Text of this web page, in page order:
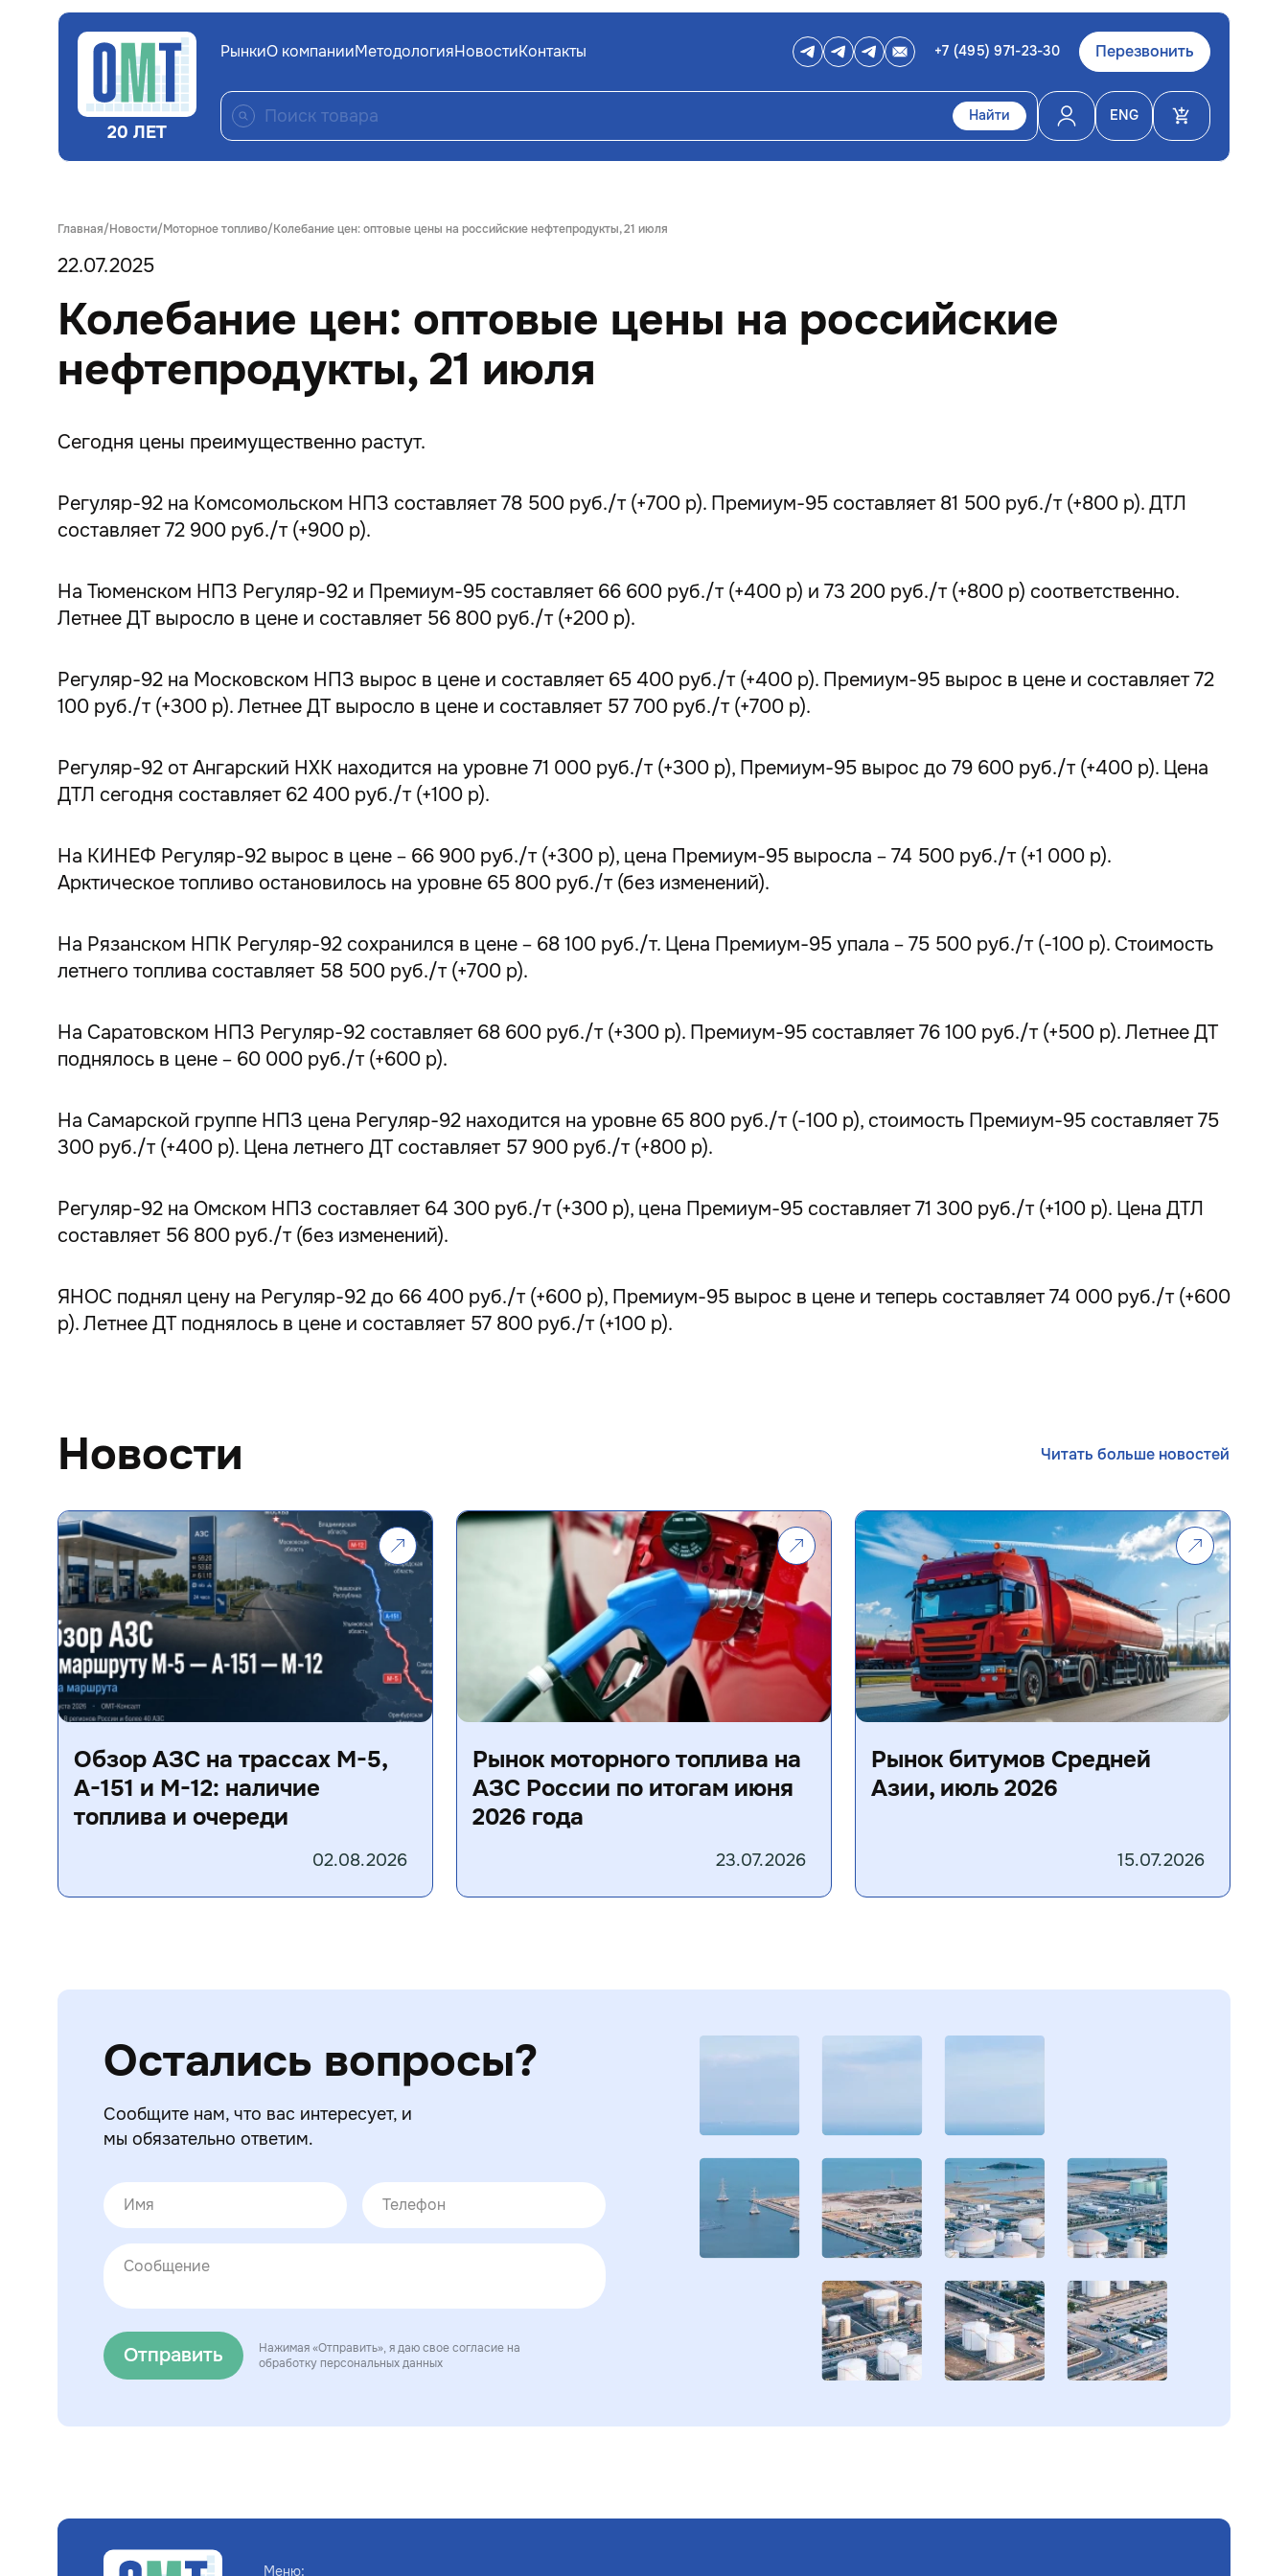
20 ЛЕТ
РынкиО компанииМетодологияНовостиКонтакты +7 (495) 971-23-30 Перезвонить
Найти ENG
Главная Новости Моторное топливо Колебание цен: оптовые цены на российские нефтепродукты, 21 июля
22.07.2025
Колебание цен: оптовые цены на российские
нефтепродукты, 21 июля
Сегодня цены преимущественно растут.
Регуляр-92 на Комсомольском НПЗ составляет 78 500 руб./т (+700 р). Премиум-95 составляет 81 500 руб./т (+800 р). ДТЛ
составляет 72 900 руб./т (+900 р).
На Тюменском НПЗ Регуляр-92 и Премиум-95 составляет 66 600 руб./т (+400 р) и 73 200 руб./т (+800 р) соответственно.
Летнее ДТ выросло в цене и составляет 56 800 руб./т (+200 р).
Регуляр-92 на Московском НПЗ вырос в цене и составляет 65 400 руб./т (+400 р). Премиум-95 вырос в цене и составляет 72
100 руб./т (+300 р). Летнее ДТ выросло в цене и составляет 57 700 руб./т (+700 р).
Регуляр-92 от Ангарский НХК находится на уровне 71 000 руб./т (+300 р), Премиум-95 вырос до 79 600 руб./т (+400 р). Цена
ДТЛ сегодня составляет 62 400 руб./т (+100 р).
На КИНЕФ Регуляр-92 вырос в цене – 66 900 руб./т (+300 р), цена Премиум-95 выросла – 74 500 руб./т (+1 000 р).
Арктическое топливо остановилось на уровне 65 800 руб./т (без изменений).
На Рязанском НПК Регуляр-92 сохранился в цене – 68 100 руб./т. Цена Премиум-95 упала – 75 500 руб./т (-100 р). Стоимость
летнего топлива составляет 58 500 руб./т (+700 р).
На Саратовском НПЗ Регуляр-92 составляет 68 600 руб./т (+300 р). Премиум-95 составляет 76 100 руб./т (+500 р). Летнее ДТ
поднялось в цене – 60 000 руб./т (+600 р).
На Самарской группе НПЗ цена Регуляр-92 находится на уровне 65 800 руб./т (-100 р), стоимость Премиум-95 составляет 75
300 руб./т (+400 р). Цена летнего ДТ составляет 57 900 руб./т (+800 р).
Регуляр-92 на Омском НПЗ составляет 64 300 руб./т (+300 р), цена Премиум-95 составляет 71 300 руб./т (+100 р). Цена ДТЛ
составляет 56 800 руб./т (без изменений).
ЯНОС поднял цену на Регуляр-92 до 66 400 руб./т (+600 р), Премиум-95 вырос в цене и теперь составляет 74 000 руб./т (+600
р). Летнее ДТ поднялось в цене и составляет 57 800 руб./т (+100 р).
Новости Читать больше новостей
Обзор АЗС на трассах М-5,
А-151 и М-12: наличие
топлива и очереди
02.08.2026
Рынок моторного топлива на
АЗС России по итогам июня
2026 года
23.07.2026
Рынок битумов Средней
Азии, июль 2026
15.07.2026
Остались вопросы?
Сообщите нам, что вас интересует, и
мы обязательно ответим.
Отправить
Нажимая «Отправить», я даю свое согласие на
обработку персональных данных
Меню: